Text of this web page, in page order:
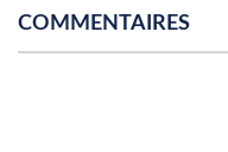
COMMENTAIRES